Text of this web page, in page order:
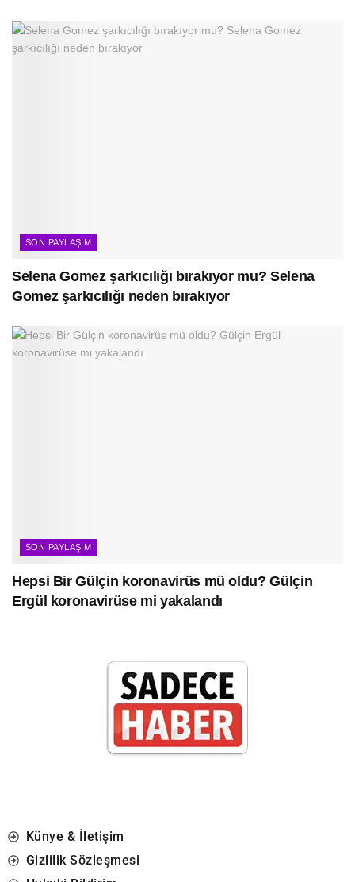
SON PAYLAŞIM
Selena Gomez şarkıcılığı bırakıyor mu? Selena
Gomez şarkıcılığı neden bırakıyor
SON PAYLAŞIM
Hepsi Bir Gülçin koronavirüs mü oldu? Gülçin
Ergül koronavirüse mi yakalandı
Künye & İletişim
Gizlilik Sözleşmesi